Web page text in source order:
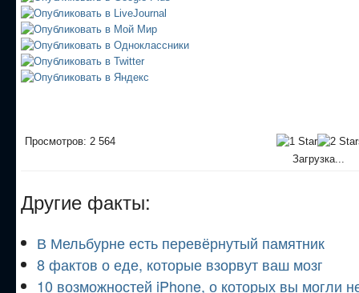
Просмотров: 2 564
Загрузка...
Другие факты:
В Мельбурне есть перевёрнутый памятник
8 фактов о еде, которые взорвут ваш мозг
10 возможностей iPhone, о которых вы могли